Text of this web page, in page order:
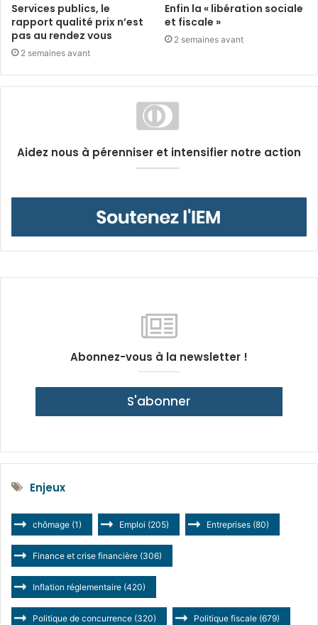
Services publics, le
rapport qualité prix n’est
pas au rendez vous
2 semaines avant
Enfin la « libération sociale
et fiscale »
2 semaines avant
Aidez nous à pérenniser et intensifier notre action
Abonnez-vous à la newsletter !
S'abonner
Enjeux
chômage (1) Emploi (205) Entreprises (80)
Finance et crise financière (306)
Inflation réglementaire (420)
Politique de concurrence (320) Politique fiscale (679)